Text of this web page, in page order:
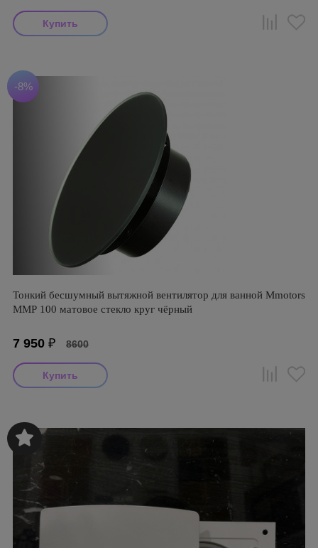
-8%
Тонкий бесшумный вытяжной вентилятор для ванной Mmotors
ММР 100 матовое стекло круг чёрный
7 950 ₽ 8600